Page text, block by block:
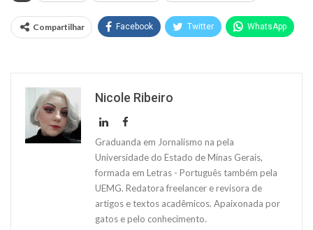
Compartilhar Facebook Twitter WhatsApp
Nicole Ribeiro
Graduanda em Jornalismo na pela
Universidade do Estado de Minas Gerais,
formada em Letras - Português também pela
UEMG. Redatora freelancer e revisora de
artigos e textos acadêmicos. Apaixonada por
gatos e pelo conhecimento.